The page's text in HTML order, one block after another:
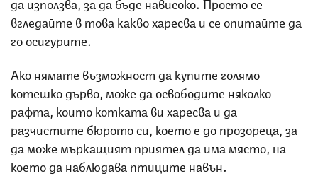
вгледайте в това какво харесва и се опитайте да
го осигурите.
Ако нямате възможност да купите голямо
котешко дърво, може да освободите няколко
рафта, които котката ви харесва и да
разчистите бюрото си, което е до прозореца, за
да може мъркащият приятел да има място, на
което да наблюдава птиците навън.